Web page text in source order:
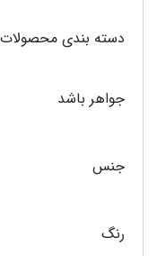
دسته بندی محصولات
جواهر باشد
جنس
رنگ